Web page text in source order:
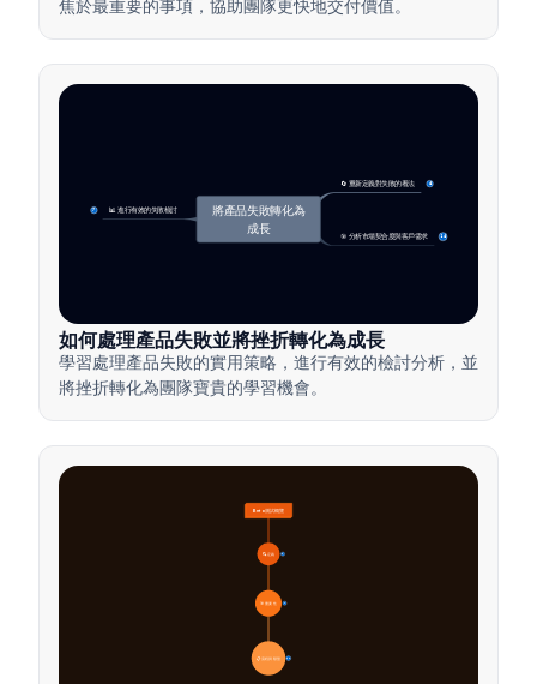
焦於最重要的事項，協助團隊更快地交付價值。
🔄 重新定義對失敗的看法 4
📊 進行有效的失敗檢討
7
🎯 分析市場契合度與客戶需求 14
將產品失敗轉化為
成長
如何處理產品失敗並將挫折轉化為成長
學習處理產品失敗的實用策略，進行有效的檢討分析，並
將挫折轉化為團隊寶貴的學習機會。
🔍 定義 4
🎯 重要性 7
📋 流程與類型 20
Beta測試概覽